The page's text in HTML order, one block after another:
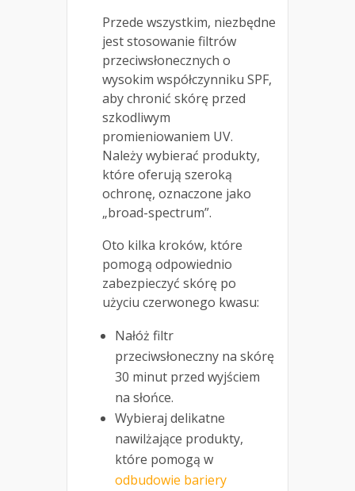
Przede wszystkim, niezbędne
jest stosowanie filtrów
przeciwsłonecznych o
wysokim współczynniku SPF,
aby chronić skórę przed
szkodliwym
promieniowaniem UV.
Należy wybierać produkty,
które oferują szeroką
ochronę, oznaczone jako
„broad-spectrum”.
Oto kilka kroków, które
pomogą odpowiednio
zabezpieczyć skórę po
użyciu czerwonego kwasu:
Nałóż filtr
przeciwsłoneczny na skórę
30 minut przed wyjściem
na słońce.
Wybieraj delikatne
nawilżające produkty,
które pomogą w
odbudowie bariery